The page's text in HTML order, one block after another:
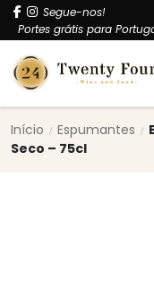
Segue-nos!
Portes grátis para
Início Espumantes
Seco – 75cl